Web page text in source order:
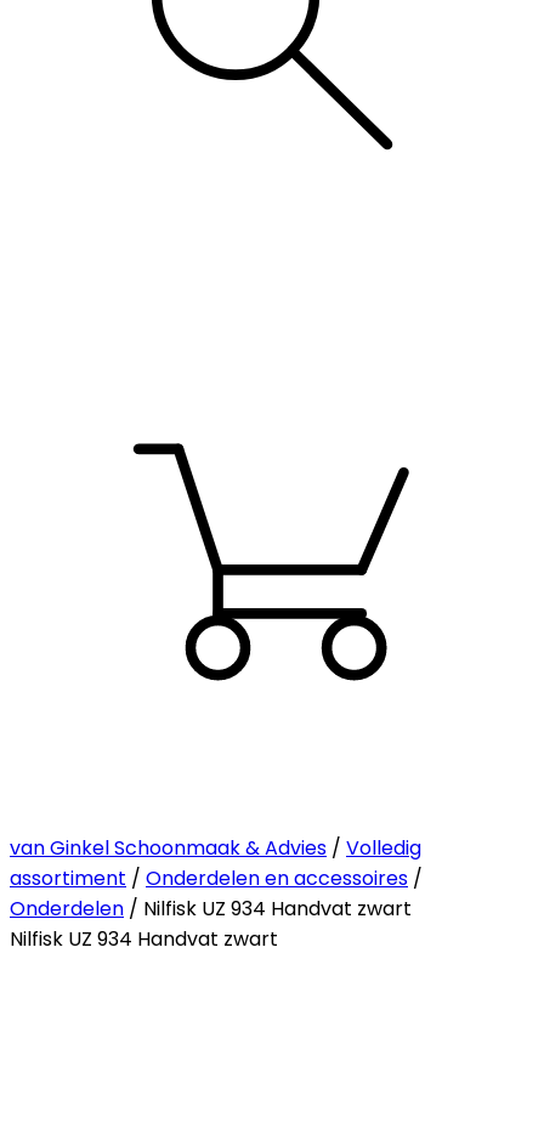
van Ginkel Schoonmaak & Advies / Volledig
assortiment / Onderdelen en accessoires /
Onderdelen / Nilfisk UZ 934 Handvat zwart
Nilfisk UZ 934 Handvat zwart